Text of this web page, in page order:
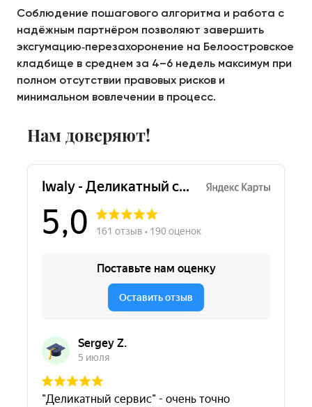
Соблюдение пошагового алгоритма и работа с
надёжным партнёром позволяют завершить
эксгумацию‑перезахоронение на Белоостровское
кладбище в среднем за 4–6 недель максимум при
полном отсутствии правовых рисков и
минимальном вовлечении в процесс.
Нам доверяют!